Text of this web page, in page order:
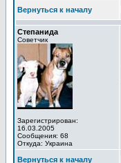
Вернуться к началу
Степанида
Советчик
Зарегистрирован:
16.03.2005
Сообщения: 68
Откуда: Украина
Вернуться к началу